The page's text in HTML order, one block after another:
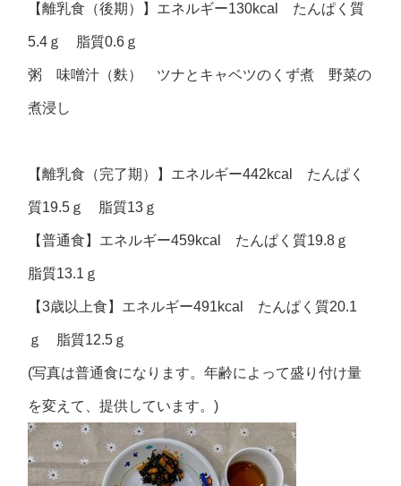
【離乳食（後期）】エネルギー130kcal たんぱく質
5.4ｇ 脂質0.6ｇ
粥 味噌汁（麩） ツナとキャベツのくず煮 野菜の
煮浸し
【離乳食（完了期）】エネルギー442kcal たんぱく
質19.5ｇ 脂質13ｇ
【普通食】エネルギー459kcal たんぱく質19.8ｇ
脂質13.1ｇ
【3歳以上食】エネルギー491kcal たんぱく質20.1
ｇ 脂質12.5ｇ
(写真は普通食になります。年齢によって盛り付け量
を変えて、提供しています。)